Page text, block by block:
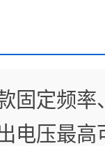
固定频
电压最